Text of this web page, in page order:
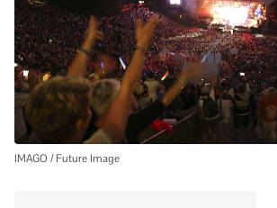
IMAGO / Future Image